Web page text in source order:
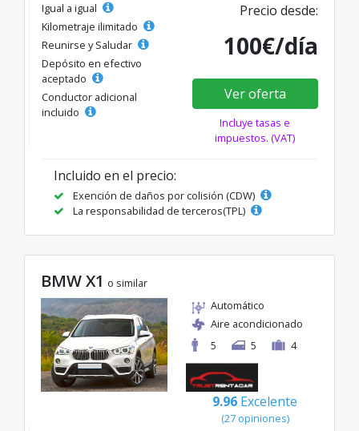
Igual a igual
Kilometraje ilimitado
Reunirse y Saludar
Depósito en efectivo
aceptado
Conductor adicional
incluido
Precio desde:
100€/día
Ver oferta
Incluye tasas e
impuestos. (VAT)
Incluido en el precio:
Exención de daños por colisión (CDW)
La responsabilidad de terceros(TPL)
BMW X1 o similar
Automático
Aire acondicionado
5
5 4
9.96 Excelente
(27 opiniones)